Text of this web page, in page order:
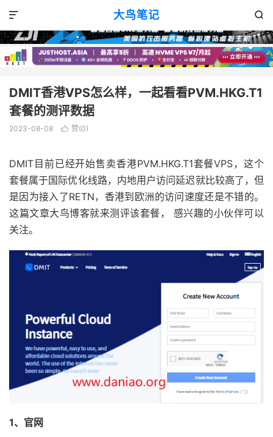
大鸟笔记 

VPS评测
DMIT香港VPS怎么样，一起看看PVM.HKG.T1
套餐的测评数据
2023-08-08  赞(0)
DMIT目前已经开始售卖香港PVM.HKG.T1套餐VPS，这个
套餐属于国际优化线路，内地用户访问延迟就比较高了，但
是因为接入了RETN，香港到欧洲的访问速度还是不错的。
这篇文章大鸟博客就来测评该套餐， 感兴趣的小伙伴可以
关注。
1、官网